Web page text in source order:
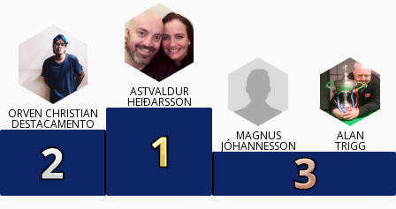
ORVEN CHRISTIAN
DESTACAMENTO
ÁSTVALDUR
HEIÐARSSON
MAGNÚS
JÓHANNESSON
ALAN
TRIGG